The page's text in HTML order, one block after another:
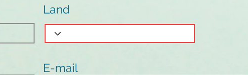
Land
E-mail